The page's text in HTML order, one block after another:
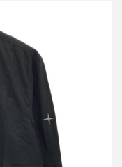
ーブシャツ 741512510